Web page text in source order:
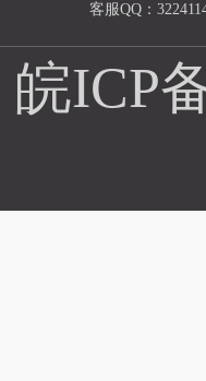
客服QQ：
皖ICP